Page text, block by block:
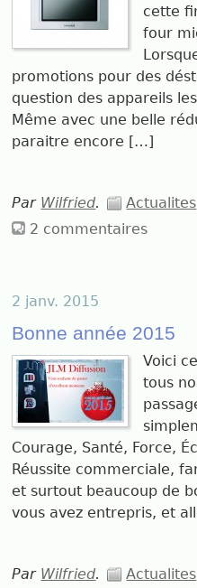
cette
four
promotions pour des
question des appareils
Même avec une belle
paraitre encore […]
Par Wilfried. Actualites
2 commentaires
2 janv. 2015
Bonne année 2015
Voici
tous
Courage, Santé, Force,
Réussite commerciale,
et surtout beaucoup de
vous avez entrepris, et
Par Wilfried. Actualites